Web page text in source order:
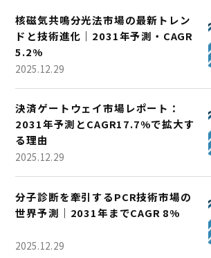
核磁気共鳴分光法市場の最新トレン
ドと技術進化｜2031年予測・CAGR
5.2%
2025.12.29
決済ゲートウェイ市場レポート：
2031年予測とCAGR17.7%で拡大す
る理由
2025.12.29
分子診断を牽引するPCR技術市場の
世界予測｜2031年までCAGR 8%
2025.12.29